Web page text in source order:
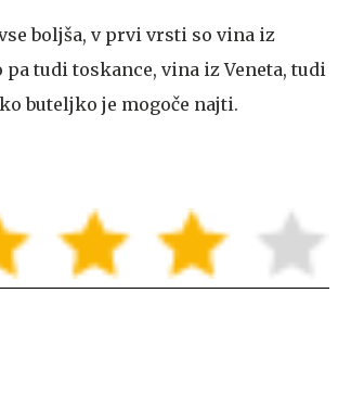
boljša, v prvi vrsti so vina iz
tudi toskance, vina iz Veneta, tudi
buteljko je mogoče najti.